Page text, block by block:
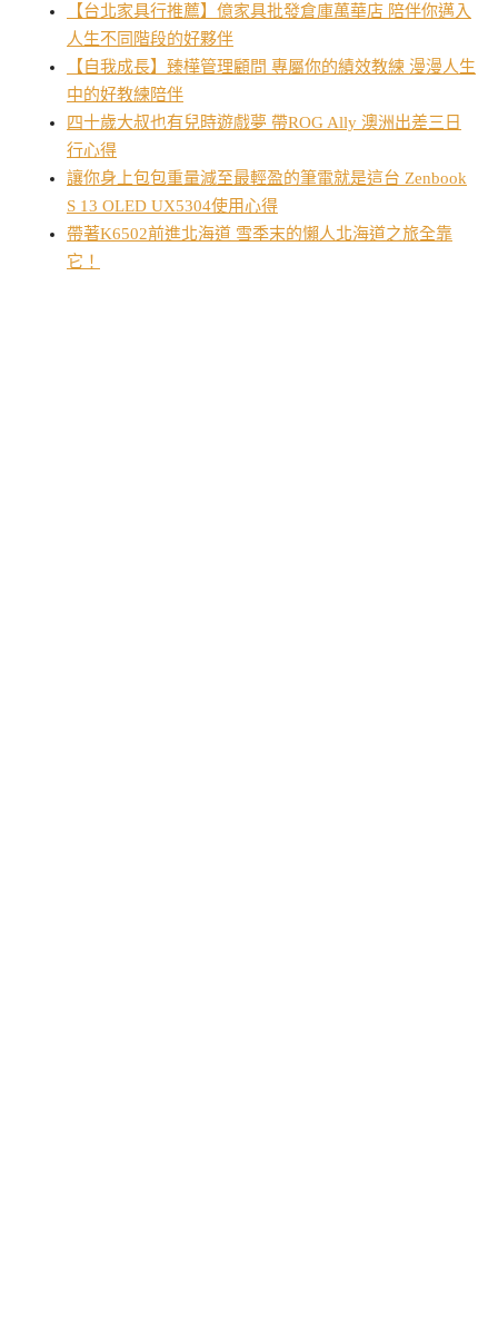
【台北家具行推薦】億家具批發倉庫萬華店 陪伴你邁入
人生不同階段的好夥伴
【自我成長】臻樺管理顧問 專屬你的績效教練 漫漫人生
中的好教練陪伴
四十歲大叔也有兒時遊戲夢 帶ROG Ally 澳洲出差三日
行心得
讓你身上包包重量減至最輕盈的筆電就是這台 Zenbook
S 13 OLED UX5304使用心得
帶著K6502前進北海道 雪季末的懶人北海道之旅全靠
它！